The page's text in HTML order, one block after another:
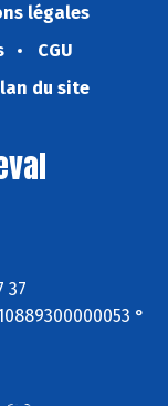
légales
CGU
du site
37
°